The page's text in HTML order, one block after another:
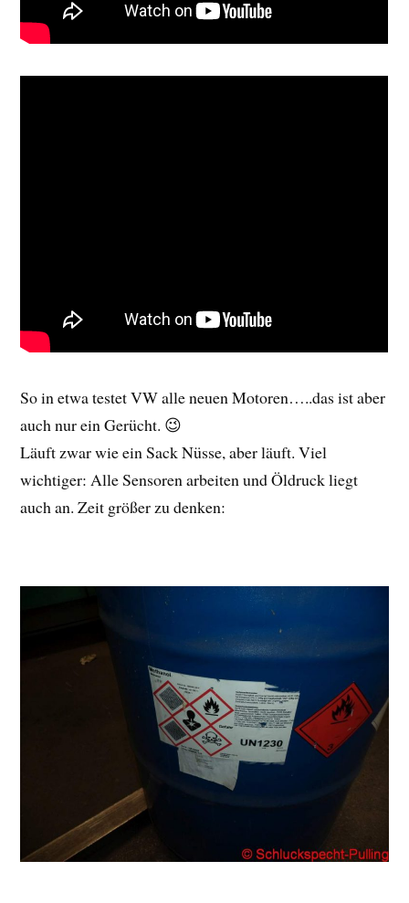
So in etwa testet VW alle neuen Motoren…..das ist aber
auch nur ein Gerücht. 😉
Läuft zwar wie ein Sack Nüsse, aber läuft. Viel
wichtiger: Alle Sensoren arbeiten und Öldruck liegt
auch an. Zeit größer zu denken: